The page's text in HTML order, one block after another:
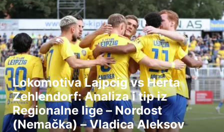
Lokomotiva Lajpcig vs Herta
Zehlendorf: Analiza i tip iz
Regionalne lige – Nordost
(Nemačka) – Vladica Aleksov